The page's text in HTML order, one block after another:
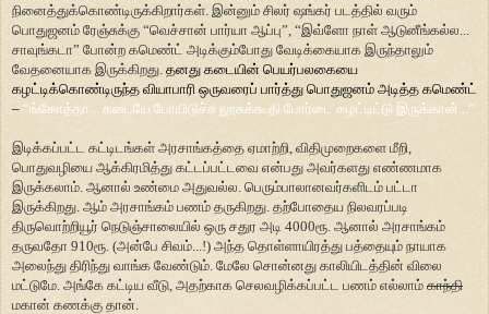
நினைத்துக்கொண்டிருக்கிறார்கள். இன்னும் சிலர் ஷங்கர் படத்தில் வரும்
பொதுஜனம் ரேஞ்சுக்கு “வெச்சான் பார்யா ஆப்பு”, “இவ்ளோ நாள் ஆடுனீங்கல்ல...
சாவுங்கடா” போன்ற கமெண்ட் அடிக்கும்போது வேடிக்கையாக இருந்தாலும்
வேதனையாக இருக்கிறது. தனது கடையின் பெயர்பலகையை
கழட்டிக்கொண்டிருந்த வியாபாரி ஒருவரைப் பார்த்து பொதுஜனம் அடித்த கமெண்ட்
– “ங்கோத்தா... கடையே போயிடுச்சு லூசுக்கூதி போர்டை கழட்டிட்டு இருக்கான்...”
இடிக்கப்பட்ட கட்டிடங்கள் அரசாங்கத்தை ஏமாற்றி, விதிமுறைகளை மீறி,
பொதுவழியை ஆக்கிரமித்து கட்டப்பட்டவை என்பது அவர்களது எண்ணமாக
இருக்கலாம். ஆனால் உண்மை அதுவல்ல. பெரும்பாலானவர்களிடம் பட்டா
இருக்கிறது. ஆம் அரசாங்கம் பணம் தருகிறது. தற்போதைய நிலவரப்படி
திருவொற்றியூர் நெடுஞ்சாலையில் ஒரு சதுர அடி 4000ரூ. ஆனால் அரசாங்கம்
தருவதோ 910ரூ. (அன்பே சிவம்...!) அந்த தொள்ளாயிரத்து பத்தையும் நாயாக
அலைந்து திரிந்து வாங்க வேண்டும். மேலே சொன்னது காலியிடத்தின் விலை
மட்டுமே. அங்கே கட்டிய வீடு, அதற்காக செலவழிக்கப்பட்ட பணம் எல்லாம் காந்தி
மகான் கணக்கு தான்.